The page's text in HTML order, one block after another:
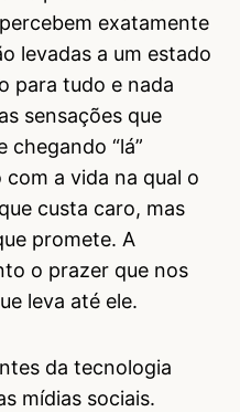
exatamente
levadas a um estado
para tudo e nada
sensações que
chegando “lá”
a vida na qual o
custa caro, mas
promete. A
o prazer que nos
leva até ele.
da tecnologia
mídias sociais.